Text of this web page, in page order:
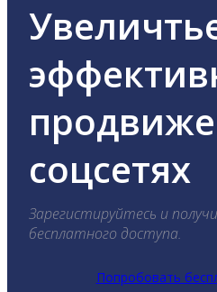
соцсетях
Зарегистируйтесь и
бесплатного доступа.
Попробовать